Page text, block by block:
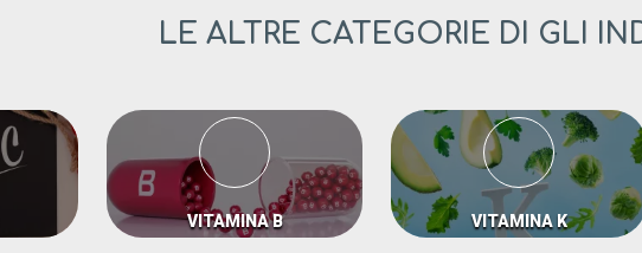
LE ALTRE CATEGORIE DI GLI
VITAMINA B VITAMINA K